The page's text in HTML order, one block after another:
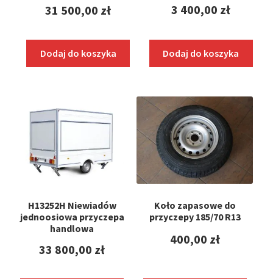
31 500,00 zł
Dodaj do koszyka
3 400,00 zł
Dodaj do koszyka
H13252H Niewiadów
jednoosiowa przyczepa
handlowa
33 800,00 zł
Koło zapasowe do
przyczepy 185/70 R13
400,00 zł